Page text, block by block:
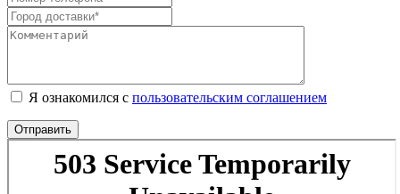
Я ознакомился с пользовательским соглашением